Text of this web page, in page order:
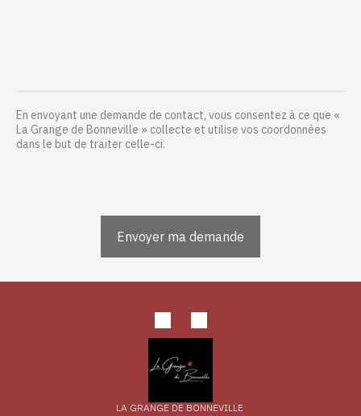
En envoyant une demande de contact, vous consentez à ce que «
La Grange de Bonneville » collecte et utilise vos coordonnées
dans le but de traiter celle-ci.
LA GRANGE DE BONNEVILLE